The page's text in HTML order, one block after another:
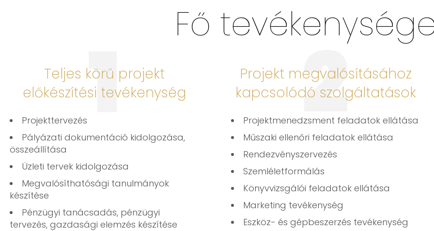
Fő
1
Teljes körű projekt
előkészítési tevékenység
Projekttervezés
Pályázati dokumentáció kidolgozása,
összeállítása
Üzleti tervek kidolgozása
Megvalósíthatósági tanulmányok
készítése
Pénzügyi tanácsadás, pénzügyi
tervezés, gazdasági elemzés készítése
2
Projekt megvalósításához
kapcsolódó szolgáltatások
Projektmenedzsment feladatok ellátása
Műszaki ellenőri feladatok ellátása
Rendezvényszervezés
Szemléletformálás
Könyvvizsgálói feladatok ellátása
Marketing tevékenység
Eszköz- és gépbeszerzés tevékenység